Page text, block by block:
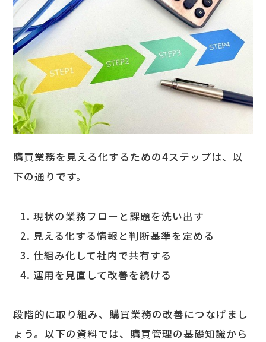
購買業務を見える化するための4ステップは、以
下の通りです。
現状の業務フローと課題を洗い出す
見える化する情報と判断基準を定める
仕組み化して社内で共有する
運用を見直して改善を続ける
段階的に取り組み、購買業務の改善につなげまし
ょう。以下の資料では、購買管理の基礎知識から